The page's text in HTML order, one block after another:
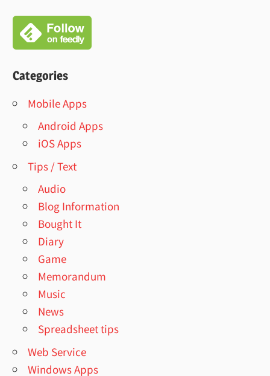
Categories
Mobile Apps
Android Apps
iOS Apps
Tips / Text
Audio
Blog Information
Bought It
Diary
Game
Memorandum
Music
News
Spreadsheet tips
Web Service
Windows Apps